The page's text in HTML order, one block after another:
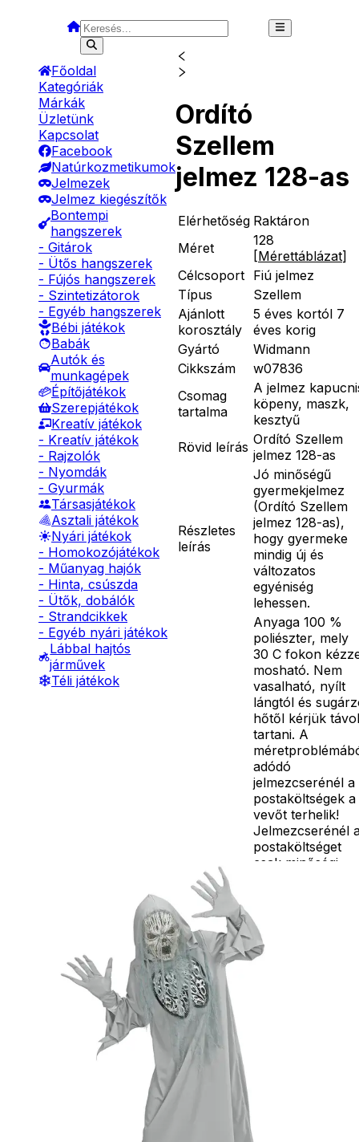
Főoldal
Kategóriák
Márkák
Üzletünk
Kapcsolat
Facebook
Natúrkozmetikumok
Jelmezek
Jelmez kiegészítők
Bontempi
hangszerek
- Gitárok
- Ütős hangszerek
- Fújós hangszerek
- Szintetizátorok
- Egyéb hangszerek
Bébi játékok
Babák
Autók és
munkagépek
Építőjátékok
Szerepjátékok
Kreatív játékok
- Kreatív játékok
- Rajzolók
- Nyomdák
- Gyurmák
Társasjátékok
Asztali játékok
Nyári játékok
- Homokozójátékok
- Műanyag hajók
- Hinta, csúszda
- Ütők, dobálók
- Strandcikkek
- Egyéb nyári játékok
Lábbal hajtós
járművek
Téli játékok
Ordító
Szellem
jelmez 128-as
Elérhetőség Raktáron
Méret
128
[Mérettáblázat]
Célcsoport Fiú jelmez
Típus
Szellem
Ajánlott
korosztály
5 éves kortól 7
éves korig
Gyártó
Widmann
Cikkszám
w07836
Csomag
tartalma
A jelmez
köpeny, maszk,
kesztyű
Rövid leírás Ordító Szellem
jelmez 128-as
Részletes
leírás
Jó minőségű
gyermekjelmez
(Ordító Szellem
jelmez 128-as),
hogy gyermeke
mindig új és
változatos
egyéniség
lehessen.
Egyéb
Anyaga 100 %
poliészter, mely
30 C fokon
mosható. Nem
vasalható, nyílt
lángtól és
hőtől kérjük távol
tartani. A
adódó
jelmezcserénél a
postaköltségek a
vevőt terhelik!
Jelmezcserénél
postaköltséget
csak minőségi
kedves
vásárlóinkat,
a jelmezek nem